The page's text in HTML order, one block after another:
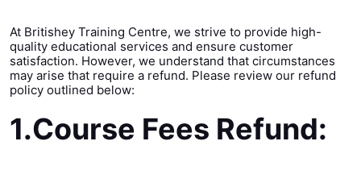
At Britishey Training Centre, we strive to provide high-
quality educational services and ensure customer
satisfaction. However, we understand that circumstances
may arise that require a refund. Please review our refund
policy outlined below:
1.Course Fees Refund: